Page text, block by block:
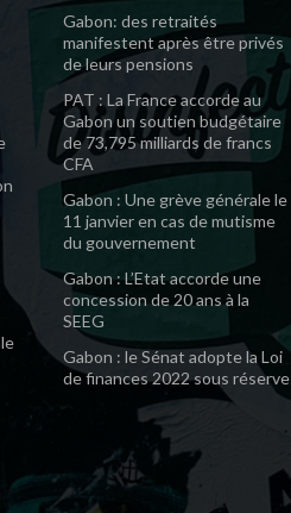
Gabon: des retraités
manifestent après être privés
de leurs pensions
PAT : La France accorde au
Gabon un soutien budgétaire
de 73,795 milliards de francs
CFA
Gabon : Une grève générale le
11 janvier en cas de mutisme
du gouvernement
Gabon : L’Etat accorde une
concession de 20 ans à la
SEEG
Gabon : le Sénat adopte la Loi
de finances 2022 sous réserve